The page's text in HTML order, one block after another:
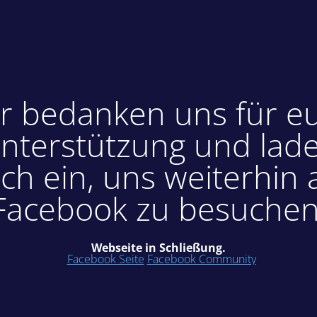
bedanken uns für
und
ein, uns weiterhin
zu
Webseite in Schließung.
Facebook Seite Facebook Community